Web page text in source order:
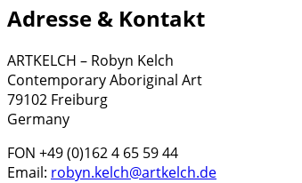
Adresse & Kontakt
ARTKELCH – Robyn Kelch
Contemporary Aboriginal Art
79102 Freiburg
Germany
FON +49 (0)162 4 65 59 44
Email: robyn.kelch@artkelch.de